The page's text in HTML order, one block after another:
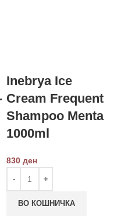
Inebrya Ice
Cream Frequent
Shampoo Menta
1000ml
830ден
ВО КОШНИЧКА